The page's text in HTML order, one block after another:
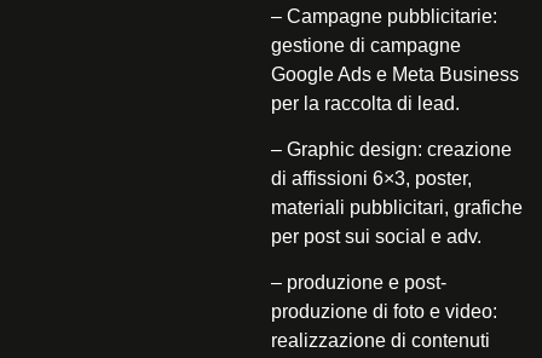
– Campagne pubblicitarie:
gestione di campagne
Google Ads e Meta Business
per la raccolta di lead.
– Graphic design: creazione
di affissioni 6×3, poster,
materiali pubblicitari, grafiche
per post sui social e adv.
– produzione e post-
produzione di foto e video:
realizzazione di contenuti